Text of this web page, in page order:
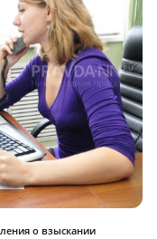
о взыскании